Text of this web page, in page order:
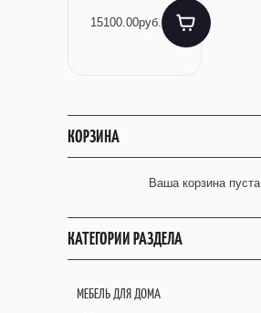
15100.00руб.
КОРЗИНА
Ваша корзина пуста
КАТЕГОРИИ РАЗДЕЛА
МЕБЕЛЬ ДЛЯ ДОМА